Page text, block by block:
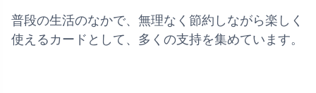
普段の生活のなかで、無理なく節約しながら楽しく
使えるカードとして、多くの支持を集めています。